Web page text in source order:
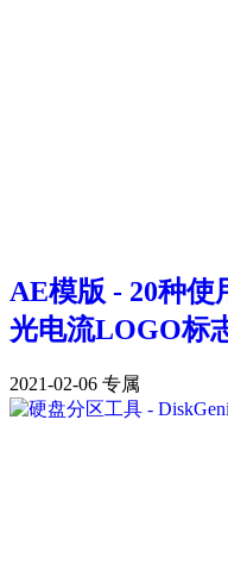
AE模版 - 20种使
光电流LOGO标
2021-02-06 专属